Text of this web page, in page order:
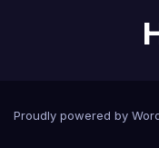
Proudly powered by